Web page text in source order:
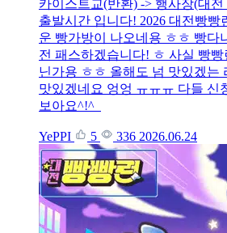
카이스트교(반환) -> 행사장(대
출발시간 입니다! 2026 대전빵빵
운 빵가방이 나오네용 ㅎㅎ 빵다
전 패스하겠습니다! ㅎ 사실 빵
닌가용 ㅎㅎ 올해도 넘 맛있겠는
맛있겠네요 엉엉 ㅠㅠㅠ 다들 신
보아요^!^
YePPI 5 336 2026.06.24